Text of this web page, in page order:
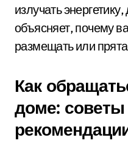
излучать
объясняет, почему
размещать или
Как
доме: